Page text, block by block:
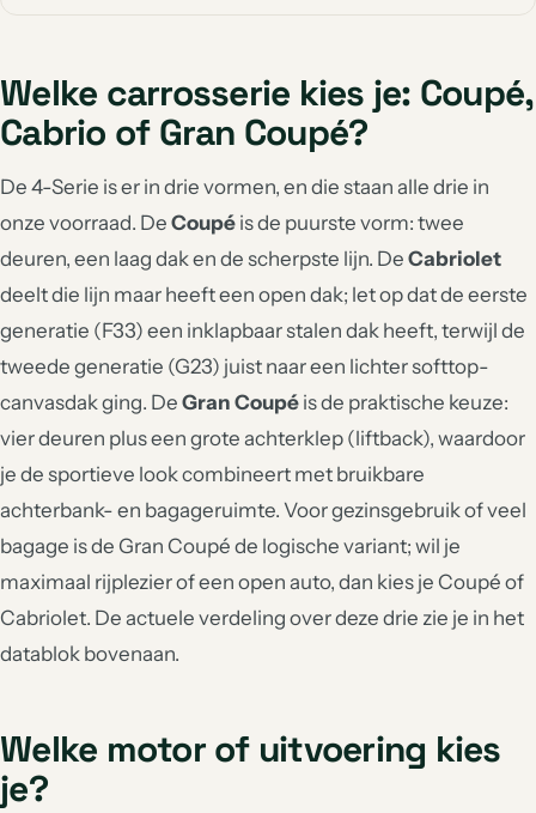
Welke carrosserie kies je: Coupé,
Cabrio of Gran Coupé?
De 4-Serie is er in drie vormen, en die staan alle drie in
onze voorraad. De Coupé is de puurste vorm: twee
deuren, een laag dak en de scherpste lijn. De Cabriolet
deelt die lijn maar heeft een open dak; let op dat de eerste
generatie (F33) een inklapbaar stalen dak heeft, terwijl de
tweede generatie (G23) juist naar een lichter softtop-
canvasdak ging. De Gran Coupé is de praktische keuze:
vier deuren plus een grote achterklep (liftback), waardoor
je de sportieve look combineert met bruikbare
achterbank- en bagageruimte. Voor gezinsgebruik of veel
bagage is de Gran Coupé de logische variant; wil je
maximaal rijplezier of een open auto, dan kies je Coupé of
Cabriolet. De actuele verdeling over deze drie zie je in het
datablok bovenaan.
Welke motor of uitvoering kies
je?